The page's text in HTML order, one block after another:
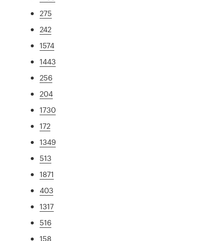
275
242
1574
1443
256
204
1730
172
1349
513
1871
403
1317
516
158